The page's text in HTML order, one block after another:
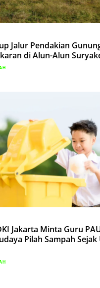
Jalur Pendakian
di Alun-Alun
Jakarta Minta Guru
Pilah Sampah Sejak